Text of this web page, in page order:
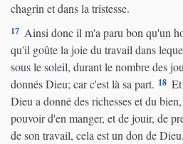
chagrin et dans la tristesse.
17 Ainsi donc il m'a paru bon qu'un
qu'il goûte la joie du travail dans
sous le soleil, durant le nombre des
donnés Dieu; car c'est là sa part. 18
Dieu a donné des richesses et du
pouvoir d'en manger, et de jouir, de
de son travail, cela est un don de Dieu.